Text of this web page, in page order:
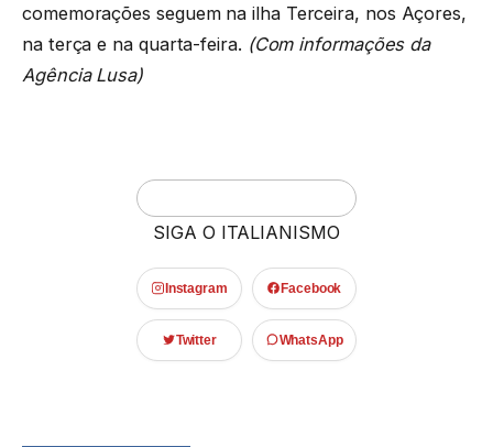
comemorações seguem na ilha Terceira, nos Açores,
na terça e na quarta-feira. (Com informações da
Agência Lusa)
SIGA O ITALIANISMO
Instagram Facebook
Twitter WhatsApp